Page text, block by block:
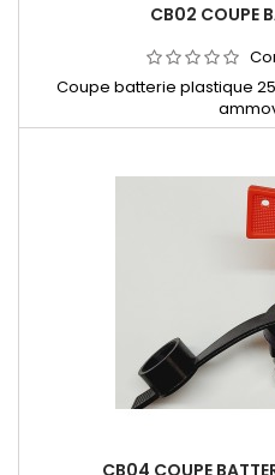
CB02 COUPE
Coupe batterie plastique